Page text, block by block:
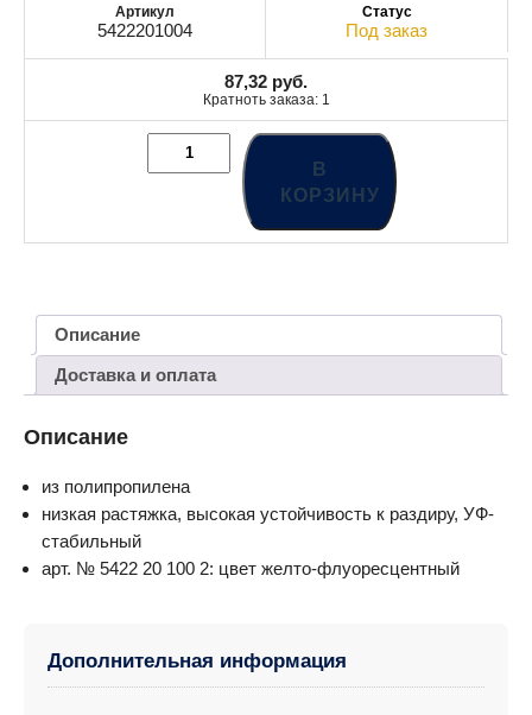
5422201004 Под заказ
87,32 руб.
Кратноть заказа: 1
В
КОРЗИНУ
Описание
Доставка и оплата
Описание
из полипропилена
низкая растяжка, высокая устойчивость к раздиру, УФ-
стабильный
арт. № 5422 20 100 2: цвет желто-флуоресцентный
Дополнительная информация